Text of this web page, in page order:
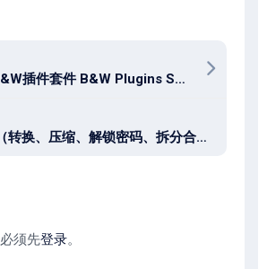
PTC Creo B&W插件套件 B&W Plugins Suite 4.0-13.4 for PTC Creo
PDF文件（转换、压缩、解锁密码、拆分合并、元数据编辑） Icecream PDF Candy Desktop Pro 3.20
须先登录。